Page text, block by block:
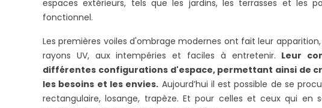
Lire la suite
espaces extérieurs, tels que les jardins, les terrasses et les
fonctionnel.
Les premières voiles d'ombrage modernes ont fait leur
rayons UV, aux intempéries et faciles à entretenir. Leur
différentes configurations d'espace, permettant ainsi de
les besoins et les envies. Aujourd’hui il est possible de se
rectangulaire, losange, trapèze. Et pour celles et ceux qui